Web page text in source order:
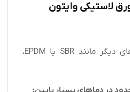
لاستیکی وایتون
نسبت به لاستیک‌های دیگر مانند SBR یا EPDM،